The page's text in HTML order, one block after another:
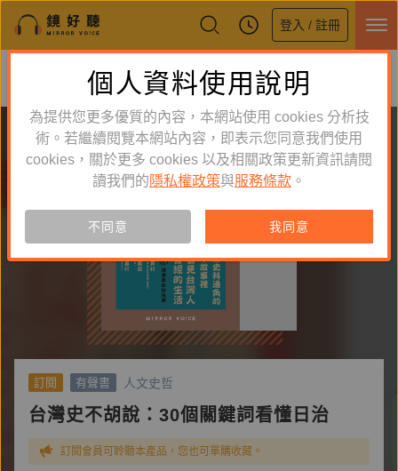
登入 / 註冊
鏡好聽全新APP上線
體驗全面升級，即刻下載
訂閱 有聲書 人文史哲
台灣史不胡說：30個關鍵詞看懂日治
訂閱會員可聆聽本產品，您也可單購收藏。
個人資料使用說明
為提供您更多優質的內容，本網站使用 cookies 分析技
術。若繼續閱覽本網站內容，即表示您同意我們使用
cookies，關於更多 cookies 以及相關政策更新資訊請閱
讀我們的 隱私權政策與服務條款 。
不同意 我同意